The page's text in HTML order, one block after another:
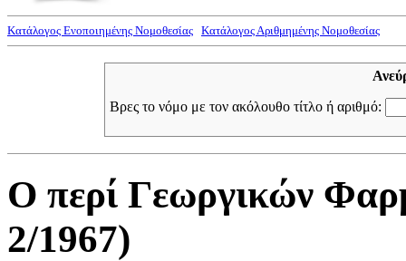
Κατάλογος Ενοποιημένης Νομοθεσίας Κατάλογος Αριθμημένης Νομοθεσίας
Βρες το νόμο με τον ακόλουθο τίτλο ή αριθμό:
Ο περί Γεωργικών
2/1967)